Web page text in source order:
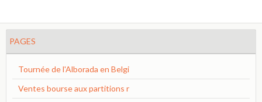
PAGES
Tournée de l'Alborada en Belgi
Ventes bourse aux partitions r